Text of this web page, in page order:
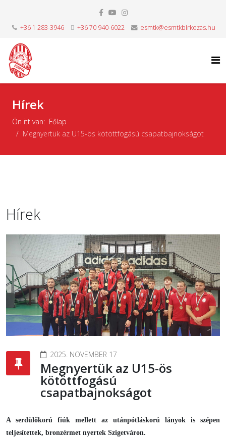
+36 1 283-3946 +36 70 940-6022 esmtk@esmtkbirkozas.hu
Hírek
Ön itt van: Főlap
Megnyertük az U15-ös kötöttfogású csapatbajnokságot
Hírek
2025. NOVEMBER 17
Megnyertük az U15-ös
kötöttfogású
csapatbajnokságot
A serdülőkorú fiúk mellett az utánpótláskorú lányok is szépen
teljesítettek, bronzérmet nyertek Szigetváron.